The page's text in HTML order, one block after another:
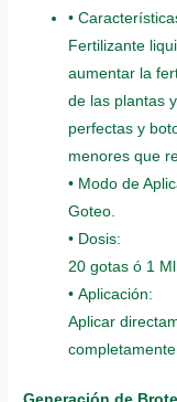
•
Fertilizante
aumentar la
de las plantas
perfectas y
menores que
• Modo de
Goteo.
• Dosis:
20 gotas ó 1
• Aplicación:
Aplicar